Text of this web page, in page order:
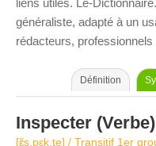
liens utiles. Le-
généraliste, adapté à un
rédacteurs,
Définition
Inspecter (Verbe)
[ɛ̃s.pɛk.te] / Transitif 1er